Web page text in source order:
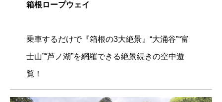
箱根ロープウェイ
乗車するだけで『箱根の3大絶景』“大涌谷”“富
士山”“芦ノ湖”を網羅できる絶景続きの空中遊
覧！